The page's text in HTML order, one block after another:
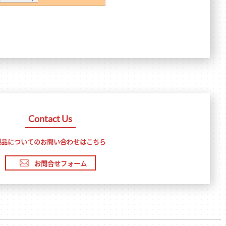
Contact Us
についてのお問い合わせはこちら
お問合せフォーム